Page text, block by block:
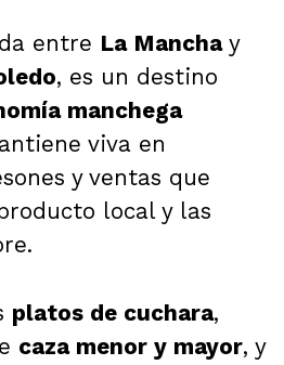
entre La Manchay
, es un destino
manchega
viva en
y ventas que
local y las
platos de cuchara,
caza menor y mayor, y